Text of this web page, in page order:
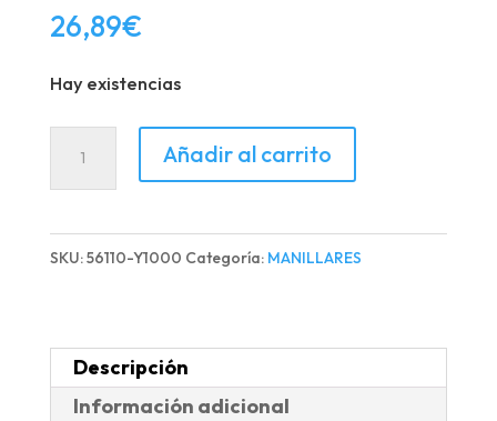
26,89€
Hay existencias
Añadir al carrito
SKU:56110-Y1000 Categoría: MANILLARES
Descripción
Información adicional